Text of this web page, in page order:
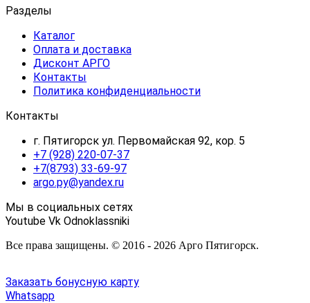
Разделы
Каталог
Оплата и доставка
Дисконт АРГО
Контакты
Политика конфиденциальности
Контакты
г. Пятигорск ул. Первомайская 92, кор. 5
+7 (928) 220-07-37
+7(8793) 33-69-97
argo.py@yandex.ru
Мы в социальных сетях
Youtube Vk Odnoklassniki
Все права защищены. © 2016 - 2026 Арго Пятигорск.
Заказать бонусную карту
Whatsapp